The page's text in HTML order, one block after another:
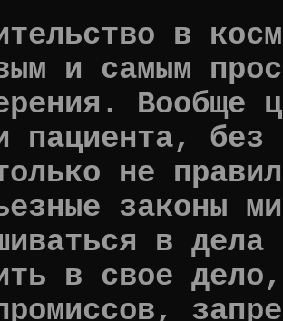
в
и самым
Вообще
пациента, без
не
законы
в
в свое